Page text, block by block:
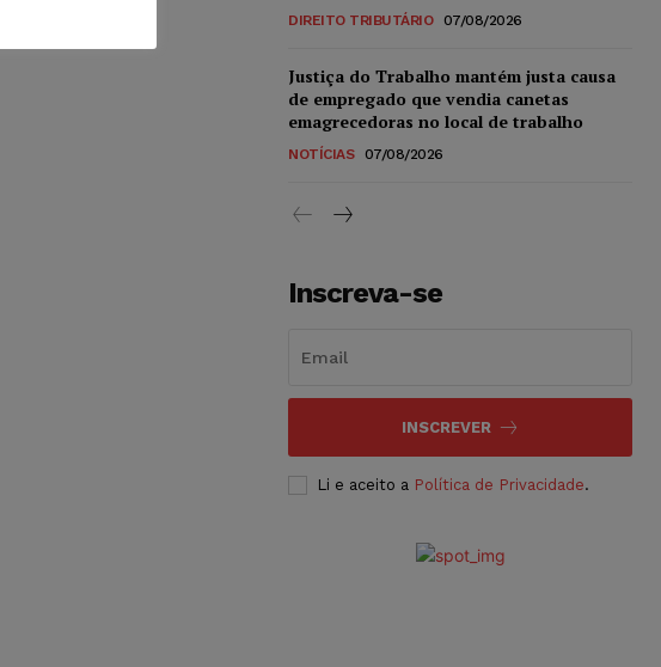
DIREITO TRIBUTÁRIO 07/08/2026
Justiça do Trabalho mantém justa causa
de empregado que vendia canetas
emagrecedoras no local de trabalho
NOTÍCIAS 07/08/2026
Inscreva-se
INSCREVER
Li e aceito a Política de Privacidade.